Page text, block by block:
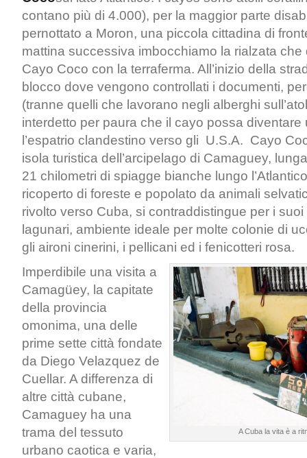
contano più di 4.000), per la maggior parte
pernottato a Moron, una piccola cittadina di
mattina successiva imbocchiamo la rialzata
Cayo Coco con la terraferma. All’inizio della
blocco dove vengono controllati i documenti,
(tranne quelli che lavorano negli alberghi
interdetto per paura che il cayo possa diventare
l’espatrio clandestino verso gli U.S.A. Cayo
isola turistica dell’arcipelago di Camaguey,
21 chilometri di spiagge bianche lungo
ricoperto di foreste e popolato da animali
rivolto verso Cuba, si contraddistingue per i
lagunari, ambiente ideale per molte colonie di
gli aironi cinerini, i pellicani ed i fenicotteri rosa.
A Cuba la vita è a
Imperdibile una visita a
Camagüey, la capitate
della provincia
omonima, una delle
prime sette città fondate
da Diego Velazquez de
Cuellar. A differenza di
altre città cubane,
Camaguey ha una
trama del tessuto
urbano caotica e varia,